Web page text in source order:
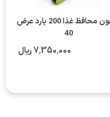
سلفون محافظ غذا 200 یارد عرض
40
7٬350٬000 ریال